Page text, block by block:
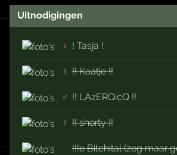
Uitnodigingen
♀ ! Tasja !
♀ !! Kaatje !!
♂ !! LAzERQicQ !!
♀ !! shorty !!
!!!e Bitchital (zeg maar